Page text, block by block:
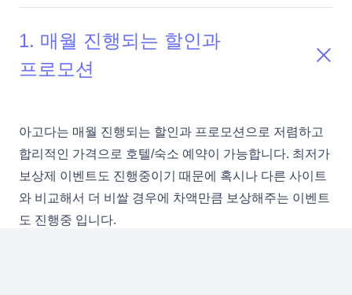
1. 매월 진행되는 할인과
프로모션
아고다는 매월 진행되는 할인과 프로모션으로 저렴하고
합리적인 가격으로 호텔/숙소 예약이 가능합니다. 최저가
보상제 이벤트도 진행중이기 때문에 혹시나 다른 사이트
와 비교해서 더 비쌀 경우에 차액만큼 보상해주는 이벤트
도 진행중 입니다.